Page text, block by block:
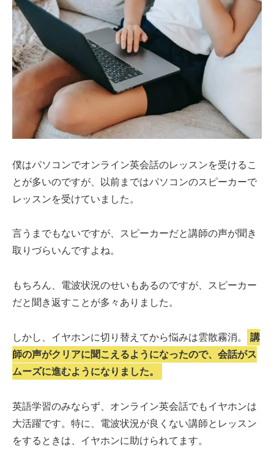
僕はパソコンでオンライン英会話のレッスンを受けるこ
とが多いのですが、以前まではパソコンのスピーカーで
レッスンを受けていました。
言うまでもないですが、スピーカーだと講師の声が聞き
取りづらいんですよね。
もちろん、電波状況のせいもあるのですが、スピーカー
だと聞き返すことが多々ありました。
しかし、イヤホンに切り替えてから悩みは雲散霧消。
講
師の声がクリアに聞こえるようになったので、会話がス
ムーズに進むようになりました。
英語学習のみならず、オンライン英会話でもイヤホンは
大活躍です。特に、電波状況が良くない講師とレッスン
をするときは、イヤホンに助けられてます。